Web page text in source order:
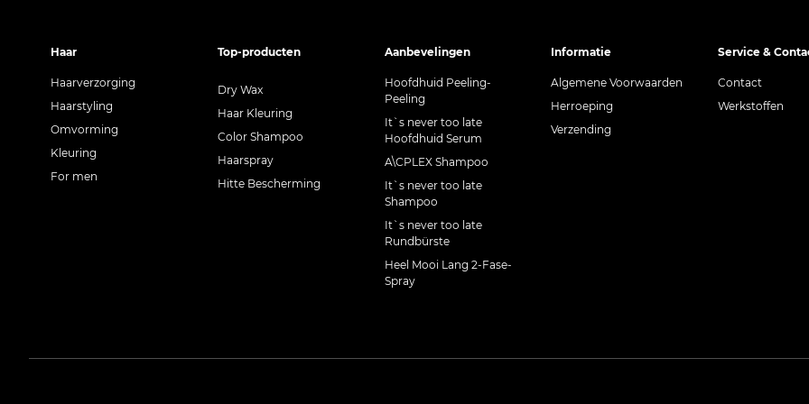
Haar
Haarverzorging
Haarstyling
Omvorming
Kleuring
For men
Top-producten
Dry Wax
Haar Kleuring
Color Shampoo
Haarspray
Hitte Bescherming
Aanbevelingen
Hoofdhuid Peeling-
Peeling
It`s never too late
Hoofdhuid Serum
A\CPLEX Shampoo
It`s never too late
Shampoo
It`s never too late
Rundbürste
Heel Mooi Lang 2-Fase-
Spray
Informatie
Algemene Voorwaarden
Herroeping
Verzending
Service &
Contact
Werkstoffen